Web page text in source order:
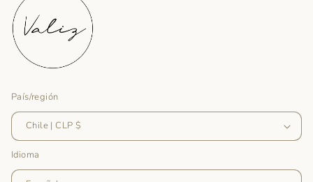
País/región
Chile | CLP $
Idioma